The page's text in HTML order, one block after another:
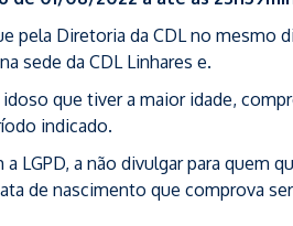
pela Diretoria da CDL no mesmo
sede da CDL Linhares e.
que tiver a maior idade,
indicado.
LGPD, a não divulgar para quem
de nascimento que comprova